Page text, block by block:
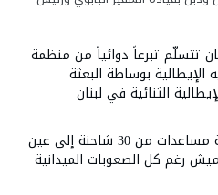
تتسلّم تبرعاً دوائياً من منظمة
الإيطالية بوساطة البعثة
الثنائية في لبنان
وصول قافلة مساعدات من 30 شاحنة إلى عين
رغم كل الصعوبات الميدانية